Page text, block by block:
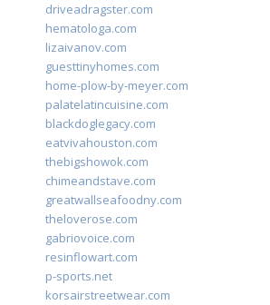
driveadragster.com
hematologa.com
lizaivanov.com
guesttinyhomes.com
home-plow-by-meyer.com
palatelatincuisine.com
blackdoglegacy.com
eatvivahouston.com
thebigshowok.com
chimeandstave.com
greatwallseafoodny.com
theloverose.com
gabriovoice.com
resinflowart.com
p-sports.net
korsairstreetwear.com